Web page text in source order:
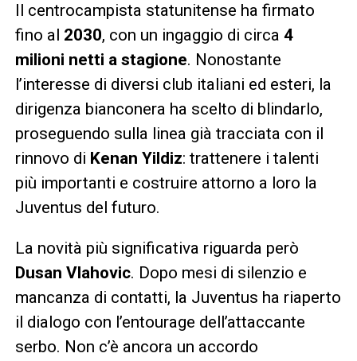
Il centrocampista statunitense ha firmato
fino al 2030, con un ingaggio di circa 4
milioni netti a stagione. Nonostante
l’interesse di diversi club italiani ed esteri, la
dirigenza bianconera ha scelto di blindarlo,
proseguendo sulla linea già tracciata con il
rinnovo di Kenan Yildiz: trattenere i talenti
più importanti e costruire attorno a loro la
Juventus del futuro.
La novità più significativa riguarda però
Dusan Vlahovic. Dopo mesi di silenzio e
mancanza di contatti, la Juventus ha riaperto
il dialogo con l’entourage dell’attaccante
serbo. Non c’è ancora un accordo